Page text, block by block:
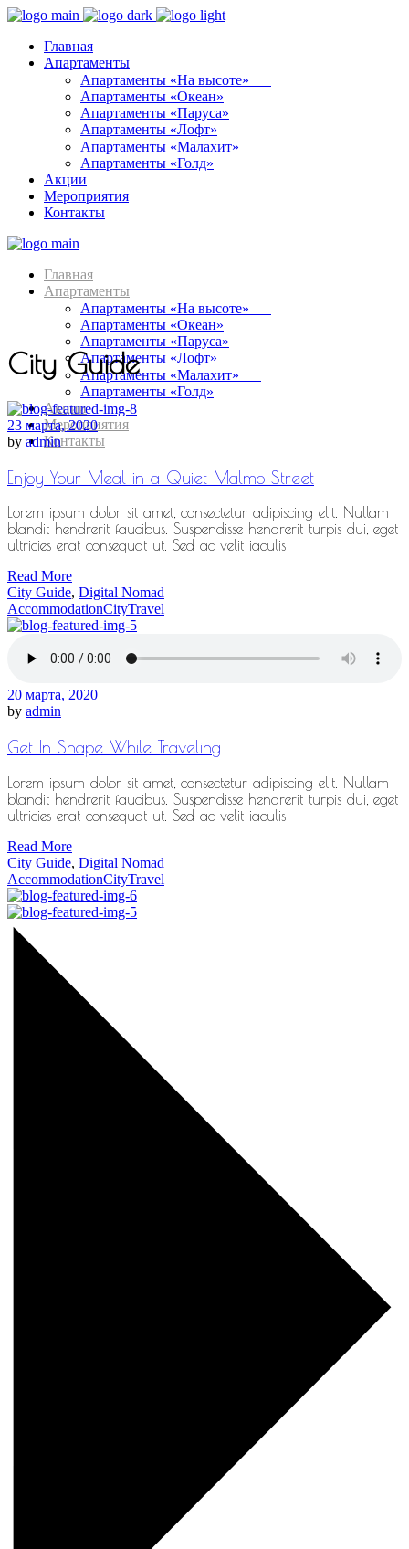
Главная
Апартаменты
Апартаменты «На высоте»⠀⠀
Апартаменты «Океан»
Апартаменты «Паруса»
Апартаменты «Лофт»
Апартаменты «Малахит»⠀⠀
Апартаменты «Голд»
Акции
Мероприятия
Контакты
Главная
Апартаменты
Апартаменты «На высоте»⠀⠀
Апартаменты «Океан»
Апартаменты «Паруса»
Апартаменты «Лофт»
Апартаменты «Малахит»⠀⠀
Апартаменты «Голд»
Акции
Мероприятия
Контакты
City Guide
23 марта, 2020
by admin
Enjoy Your Meal in a Quiet Malmo Street
Lorem ipsum dolor sit amet, consectetur adipiscing elit. Nullam
blandit hendrerit faucibus. Suspendisse hendrerit turpis dui, eget
ultricies erat consequat ut. Sed ac velit iaculis
Read More
City Guide, Digital Nomad
AccommodationCityTravel
20 марта, 2020
by admin
Get In Shape While Traveling
Lorem ipsum dolor sit amet, consectetur adipiscing elit. Nullam
blandit hendrerit faucibus. Suspendisse hendrerit turpis dui, eget
ultricies erat consequat ut. Sed ac velit iaculis
Read More
City Guide, Digital Nomad
AccommodationCityTravel